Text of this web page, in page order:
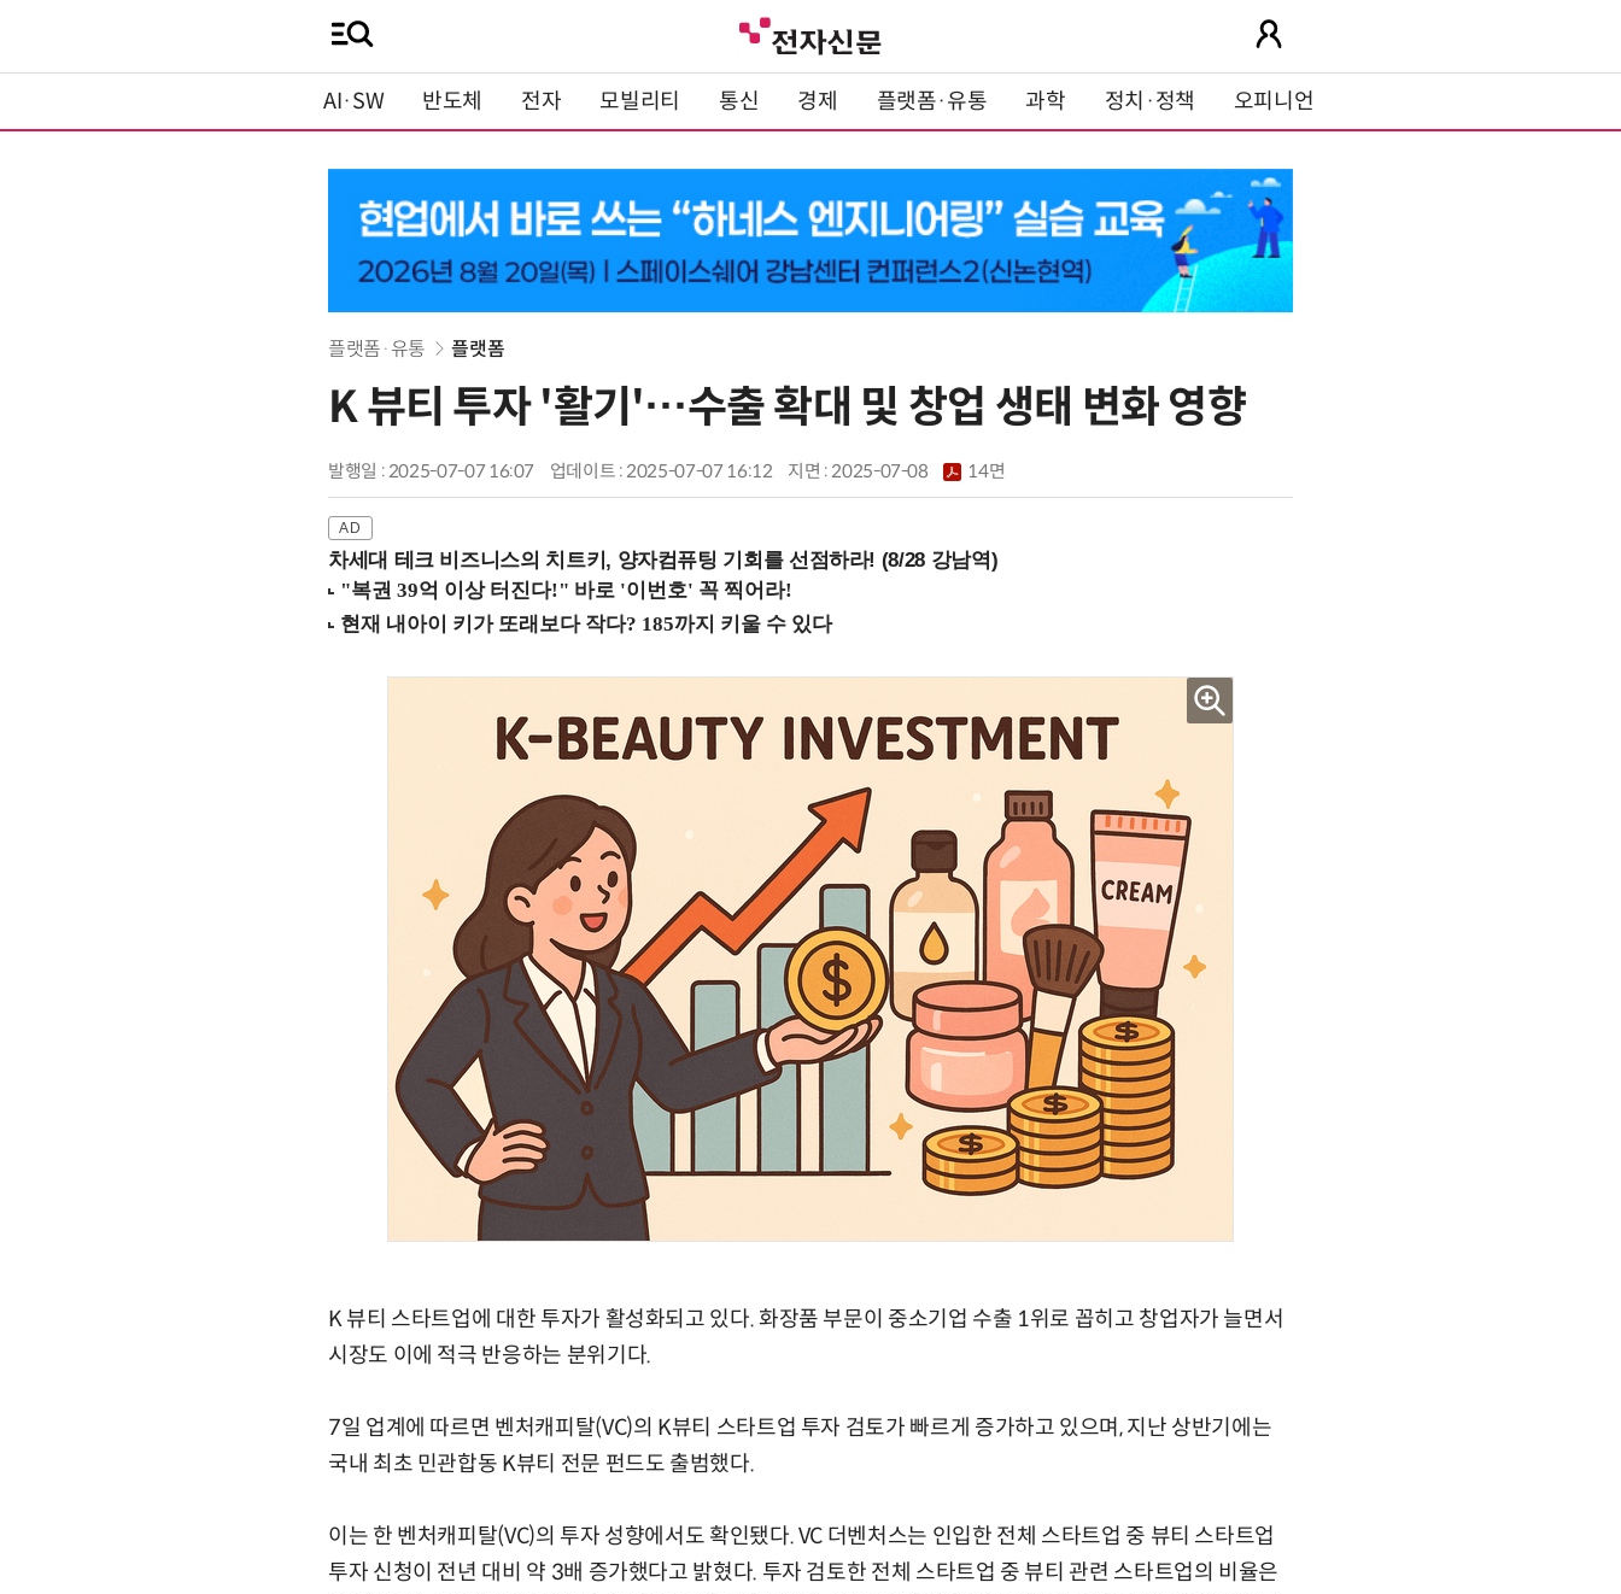
AI·SW 반도체 전자 모빌리티 통신 경제 플랫폼·유통 과학 정치·정책 오피니언
플랫폼·유통 플랫폼
K 뷰티 투자 '활기'…수출 확대 및 창업 생태 변화 영향
발행일 : 2025-07-07 16:07 업데이트 : 2025-07-07 16:12 지면 :2025-07-08 14면
차세대 테크 비즈니스의 치트키, 양자컴퓨팅 기회를 선점하라! (8/28 강남역)
K 뷰티 스타트업에 대한 투자가 활성화되고 있다. 화장품 부문이 중소기업 수출 1위로 꼽히고 창업자가 늘면서
시장도 이에 적극 반응하는 분위기다.
7일 업계에 따르면 벤처캐피탈(VC)의 K뷰티 스타트업 투자 검토가 빠르게 증가하고 있으며, 지난 상반기에는
국내 최초 민관합동 K뷰티 전문 펀드도 출범했다.
이는 한 벤처캐피탈(VC)의 투자 성향에서도 확인됐다. VC 더벤처스는 인입한 전체 스타트업 중 뷰티 스타트업
투자 신청이 전년 대비 약 3배 증가했다고 밝혔다. 투자 검토한 전체 스타트업 중 뷰티 관련 스타트업의 비율은